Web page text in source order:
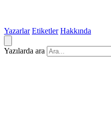
Yazarlar Etiketler Hakkında
Yazılarda ara